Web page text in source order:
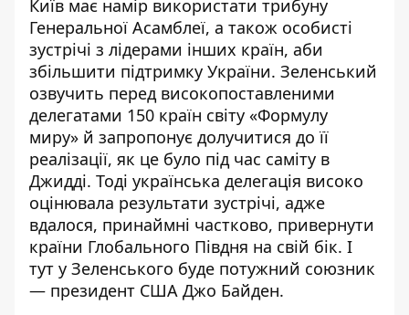
Київ має намір використати трибуну
Генеральної Асамблеї, а також особисті
зустрічі з лідерами інших країн, аби
збільшити підтримку України. Зеленський
озвучить перед високопоставленими
делегатами 150 країн світу «Формулу
миру» й запропонує долучитися до її
реалізації, як це було під час саміту в
Джидді. Тоді українська делегація високо
оцінювала результати зустрічі, адже
вдалося, принаймні частково, привернути
країни Глобального Півдня на свій бік. І
тут у Зеленського буде потужний союзник
— президент США Джо Байден.